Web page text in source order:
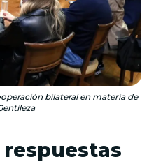
bilateral en materia de